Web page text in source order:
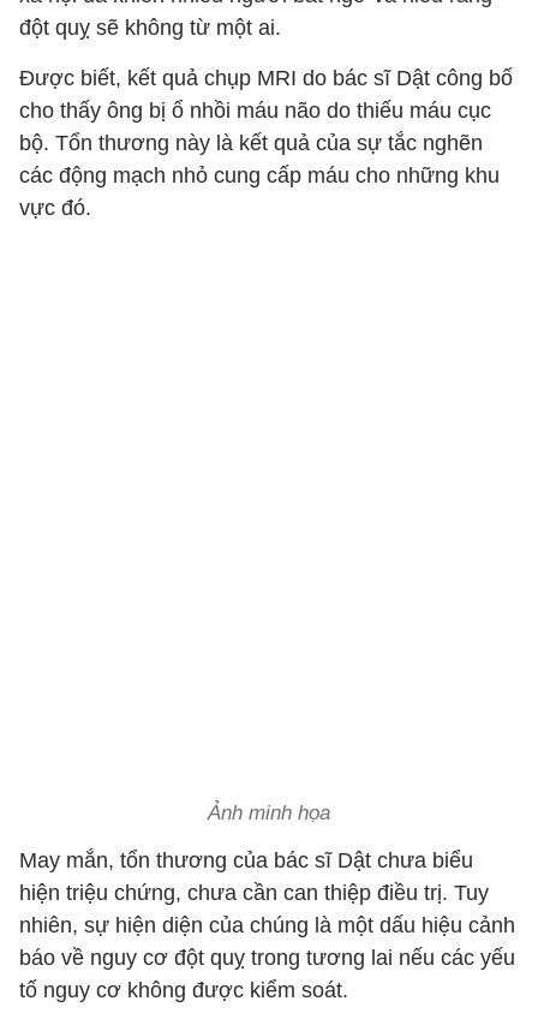
đột quỵ sẽ không từ một ai.
Được biết, kết quả chụp MRI do bác sĩ Dật công bố
cho thấy ông bị ổ nhồi máu não do thiếu máu cục
bộ. Tổn thương này là kết quả của sự tắc nghẽn
các động mạch nhỏ cung cấp máu cho những khu
vực đó.
Ảnh minh họa
May mắn, tổn thương của bác sĩ Dật chưa biểu
hiện triệu chứng, chưa cần can thiệp điều trị. Tuy
nhiên, sự hiện diện của chúng là một dấu hiệu cảnh
báo về nguy cơ đột quỵ trong tương lai nếu các yếu
tố nguy cơ không được kiểm soát.